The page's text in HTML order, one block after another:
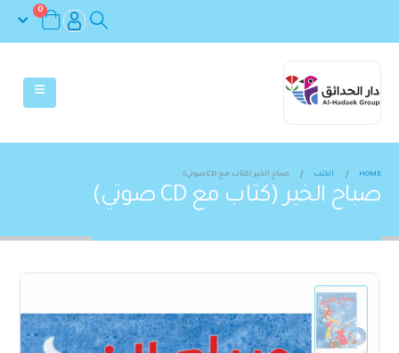
0
HOME الكتب صباح الخير (كتاب مع CD صوتي)
صباح الخير (كتاب مع CD صوتي)